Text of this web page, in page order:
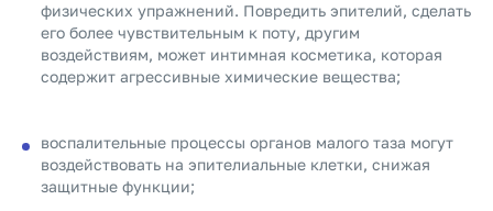
физических упражнений. Повредить эпителий, сделать
его более чувствительным к поту, другим
воздействиям, может интимная косметика, которая
содержит агрессивные химические вещества;
воспалительные процессы органов малого таза могут
воздействовать на эпителиальные клетки, снижая
защитные функции;